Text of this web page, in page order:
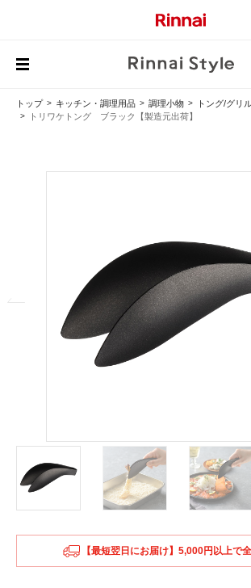
トップ キッチン・調理用品 調理小物
トング/グリ
トリワケトング ブラック【製造元出荷】
【最短翌日にお届け】5,000円以上で